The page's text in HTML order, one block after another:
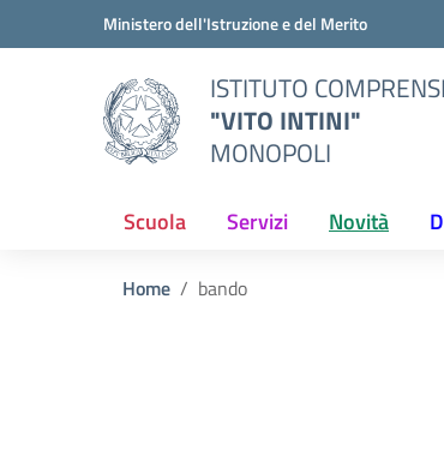
Vai ai contenuti
Vai al menu di navigazioneMinistero dell'Istruzione e del Merito
ISTITUTO
"VITO INTINI"
MONOPOLI
Scuola Servizi Novità
Home bando